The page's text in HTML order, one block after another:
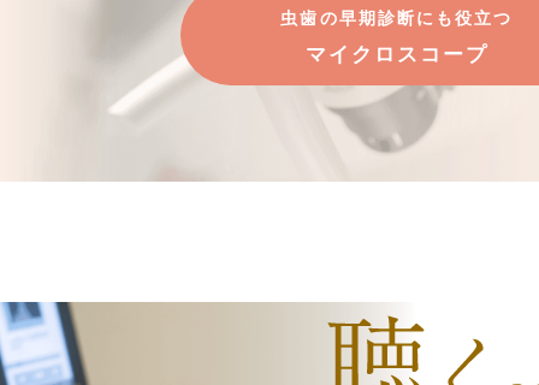
虫歯の早期診断にも役立つ
マイクロスコープ